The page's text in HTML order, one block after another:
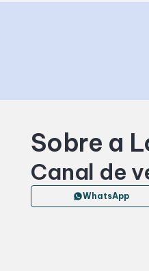
Sobre a
Canal de
WhatsApp